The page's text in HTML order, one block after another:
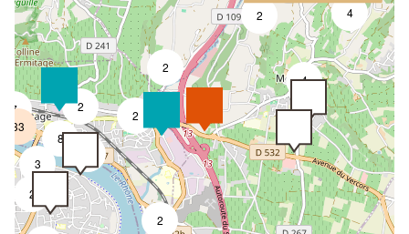
2
2
2
2
4
4
2
2
8
7
3
33